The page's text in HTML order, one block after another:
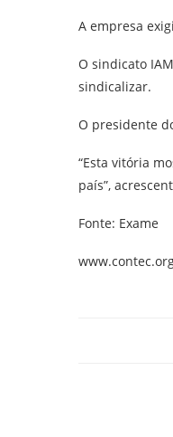
A empresa
O sindicato
sindicalizar.
O presidente
“Esta vitória
país”,
Fonte: Exame